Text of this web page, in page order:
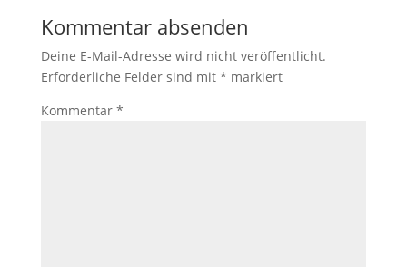
Kommentar absenden
Deine E-Mail-Adresse wird nicht veröffentlicht.
Erforderliche Felder sind mit * markiert
Kommentar *